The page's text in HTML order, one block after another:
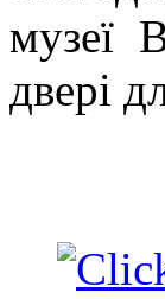
музеї
двері